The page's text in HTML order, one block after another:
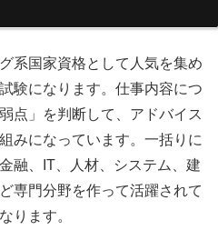
系国家資格として人気を集め
験になります。仕事内容につ
点」を判断して、アドバイス
みになっています。一括りに
融、IT、人材、システム、建
専門分野を作って活躍されて
ります。